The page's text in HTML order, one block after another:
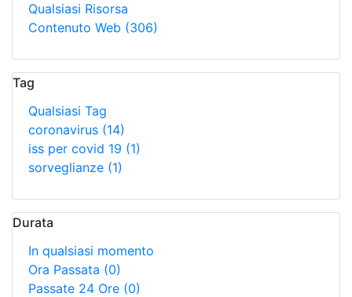
Qualsiasi Risorsa
Contenuto Web (306)
Tag
Qualsiasi Tag
coronavirus (14)
iss per covid 19 (1)
sorveglianze (1)
Durata
In qualsiasi momento
Ora Passata (0)
Passate 24 Ore (0)